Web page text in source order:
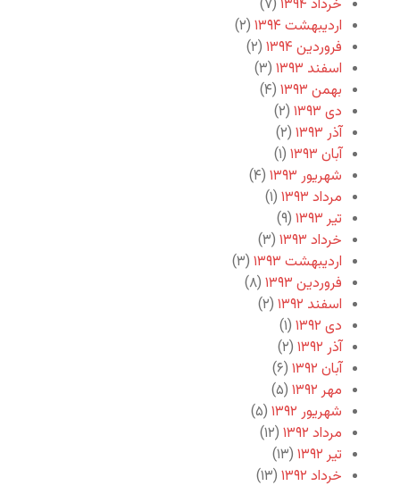
خرداد ۱۳۹۴
(۷)
اردیبهشت ۱۳۹۴
(۲)
فروردین ۱۳۹۴
(۲)
اسفند ۱۳۹۳
(۳)
بهمن ۱۳۹۳
(۴)
دی ۱۳۹۳
(۲)
آذر ۱۳۹۳
(۲)
آبان ۱۳۹۳
(۱)
شهریور ۱۳۹۳
(۴)
مرداد ۱۳۹۳
(۱)
تیر ۱۳۹۳
(۹)
خرداد ۱۳۹۳
(۳)
اردیبهشت ۱۳۹۳
(۳)
فروردین ۱۳۹۳
(۸)
اسفند ۱۳۹۲
(۲)
دی ۱۳۹۲
(۱)
آذر ۱۳۹۲
(۲)
آبان ۱۳۹۲
(۶)
مهر ۱۳۹۲
(۵)
شهریور ۱۳۹۲
(۵)
مرداد ۱۳۹۲
(۱۲)
تیر ۱۳۹۲
(۱۳)
خرداد ۱۳۹۲
(۱۳)